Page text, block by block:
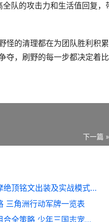
队的攻击力和生活值回复，
怪的清理都在为团队胜利积
夺，刷野的每一步都决定着
下一篇 »
王者荣耀荣耀边路达摩绝顶铭文出装及实战模式全策略 王者荣耀荣耀边框
三角洲行动军牌一览表
少年三国志宠物培养组合全策略 少年三国志宠物上阵和护佑哪个重要